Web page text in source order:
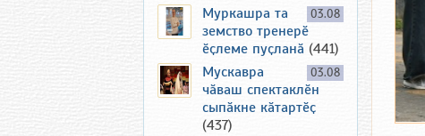
03.08
Муркашра та
земство тренерӗ
ӗҫлеме пуҫланӑ (441)
03.08
Мускавра
чӑваш спектаклӗн
сыпӑкне кӑтартӗҫ
(437)